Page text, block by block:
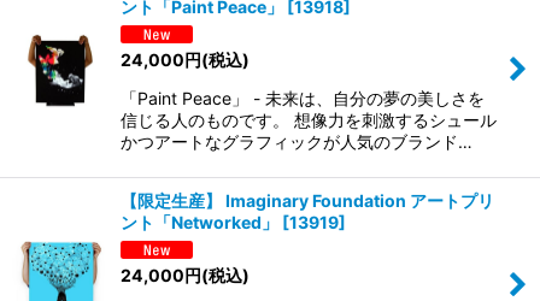
ント「Paint Peace」
[13918]
24,000円(税込)
「Paint Peace」 - 未来は、自分の夢の美しさを
信じる人のものです。 想像力を刺激するシュール
かつアートなグラフィックが人気のブランド…
【限定生産】 Imaginary Foundation アートプリ
ント「Networked」
[13919]
24,000円(税込)